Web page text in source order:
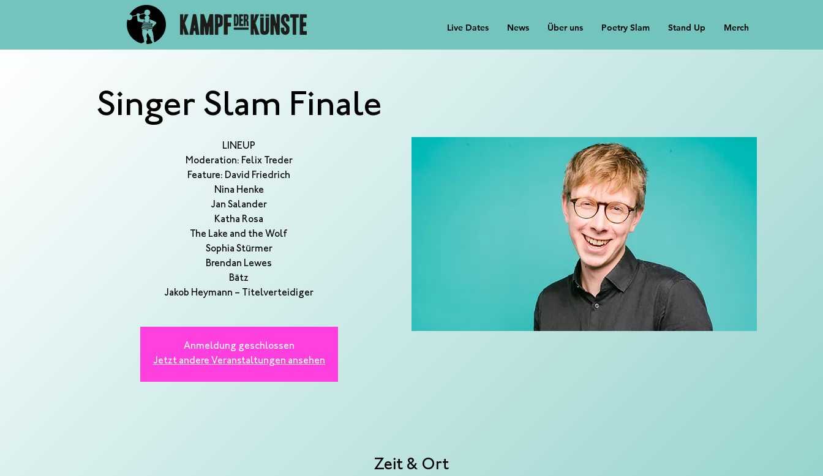
Live Dates News Über uns Poetry Slam Stand Up Merch
Singer Slam Finale
LINEUP
Moderation: Felix Treder
Feature: David Friedrich
Nina Henke
Jan Salander
Katha Rosa
The Lake and the Wolf
Sophia Stürmer
Brendan Lewes
Bätz
Anmeldung geschlossen
Jetzt andere Veranstaltungen ansehen
Zeit & Ort